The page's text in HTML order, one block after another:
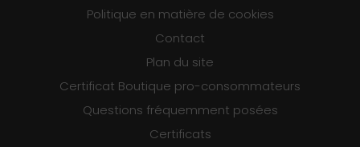
Politique en matière de cookies
Contact
Plan du site
Certificat Boutique pro-consommateurs
Questions fréquemment posées
Certificats